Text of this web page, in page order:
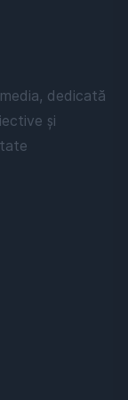
dedicată
și